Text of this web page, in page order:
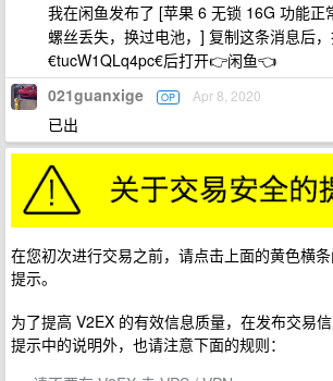
我在闲鱼发布了 [苹果 6 无锁 16G 功能正
螺丝丢失，换过电池，] 复制这条消息后
€tucW1QLq4pc€后打开👉闲鱼👈
021guanxige OP Apr 8, 2020
已出
在您初次进行交易之前，请点击上面的黄色横
提示。
为了提高 V2EX 的有效信息质量，在发布交易
提示中的说明外，也请注意下面的规则：